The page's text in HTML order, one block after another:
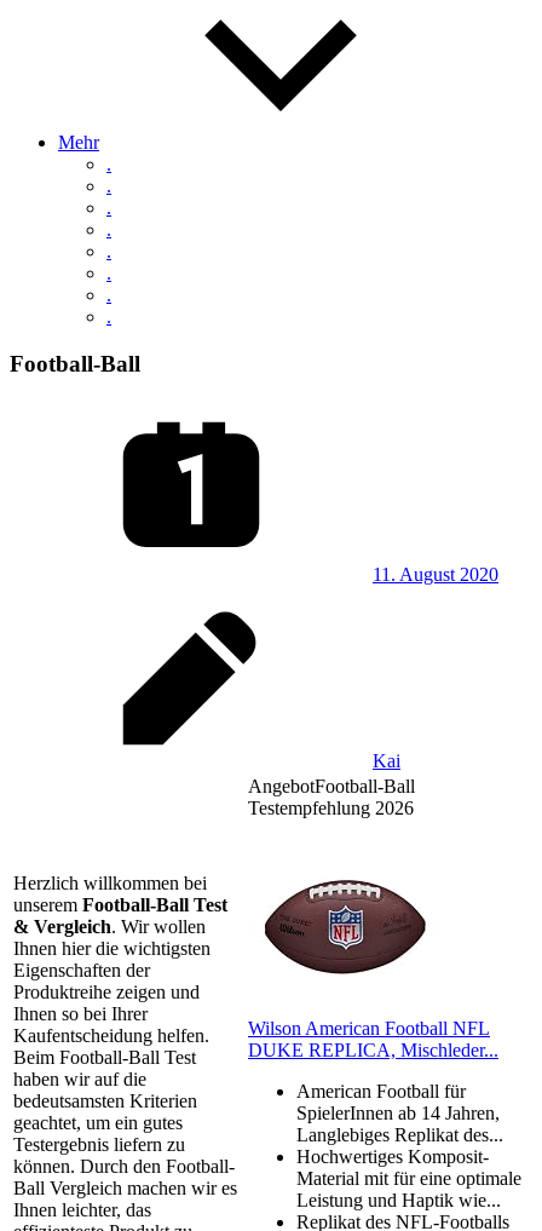
Mehr
.
.
.
.
.
.
.
.
Football-Ball
11. August 2020
Kai
Herzlich willkommen bei
unserem Football-Ball Test
& Vergleich. Wir wollen
Ihnen hier die wichtigsten
Eigenschaften der
Produktreihe zeigen und
Ihnen so bei Ihrer
Kaufentscheidung helfen.
Beim Football-Ball Test
haben wir auf die
bedeutsamsten Kriterien
geachtet, um ein gutes
Testergebnis liefern zu
können. Durch den Football-
Ball Vergleich machen wir es
Ihnen leichter, das
AngebotFootball-Ball
Testempfehlung 2026
Wilson American Football NFL
DUKE REPLICA, Mischleder...
American Football für
SpielerInnen ab 14 Jahren,
Langlebiges Replikat des...
Hochwertiges Komposit-
Material mit für eine optimale
Leistung und Haptik wie...
Replikat des NFL-Footballs